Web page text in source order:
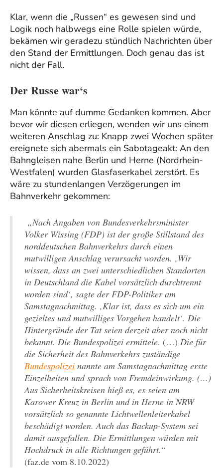
Klar, wenn die „Russen“ es gewesen sind und
Logik noch halbwegs eine Rolle spielen würde,
bekämen wir geradezu stündlich Nachrichten über
den Stand der Ermittlungen. Doch genau das ist
nicht der Fall.
Der Russe war‘s
Man könnte auf dumme Gedanken kommen. Aber
bevor wir diesen erliegen, wenden wir uns einem
weiteren Anschlag zu: Knapp zwei Wochen später
ereignete sich abermals ein Sabotageakt: An den
Bahngleisen nahe Berlin und Herne (Nordrhein-
Westfalen) wurden Glasfaserkabel zerstört. Es
wäre zu stundenlangen Verzögerungen im
Bahnverkehr gekommen:
„Nach Angaben von Bundesverkehrsminister
Volker Wissing (FDP) ist der große Stillstand des
norddeutschen Bahnverkehrs durch einen
mutwilligen Anschlag verursacht worden. ‚Wir
wissen, dass an zwei unterschiedlichen Standorten
in Deutschland die Kabel vorsätzlich durchtrennt
worden sind‘, sagte der FDP-Politiker am
Samstagnachmittag. ‚Klar ist, dass es sich um ein
gezieltes und mutwilliges Vorgehen handelt‘. Die
Hintergründe der Tat seien derzeit aber noch nicht
bekannt. Die Bundespolizei ermittele. (…) Die für
die Sicherheit des Bahnverkehrs zuständige
Bundespolizei nannte am Samstagnachmittag erste
Einzelheiten und sprach von Fremdeinwirkung. (…)
Aus Sicherheitskreisen hieß es, es seien am
Karower Kreuz in Berlin und in Herne in NRW
vorsätzlich so genannte Lichtwellenleiterkabel
beschädigt worden. Auch das Backup-System sei
damit ausgefallen. Die Ermittlungen würden mit
Hochdruck in alle Richtungen geführt.“
(faz.de vom 8.10.2022)